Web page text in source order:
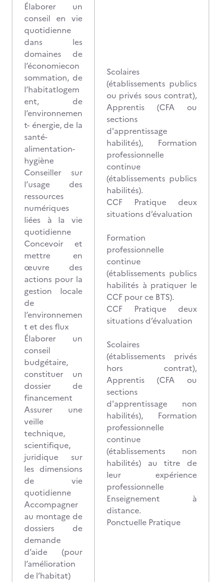
Élaborer un
conseil en vie
quotidienne
dans les
domaines de
l’économiecon
sommation, de
l’habitatlogem
ent, de
l’environnemen
t- énergie, de la
santé-
alimentation-
hygiène
Conseiller sur
l’usage des
ressources
numériques
liées à la vie
quotidienne
Concevoir et
mettre en
œuvre des
actions pour la
gestion locale
de
l’environnemen
t et des flux
Élaborer un
conseil
budgétaire,
constituer un
dossier de
financement
Assurer une
veille
technique,
scientifique,
juridique sur
les dimensions
de vie
quotidienne
Accompagner
au montage de
dossiers de
demande
d’aide (pour
l’amélioration
de l’habitat)
Scolaires
(établissements publics
ou privés sous contrat),
Apprentis (CFA ou
sections
d'apprentissage
habilités), Formation
professionnelle
continue
(établissements publics
habilités).
CCF Pratique deux
situations d’évaluation
Formation
professionnelle
continue
(établissements publics
habilités à pratiquer le
CCF pour ce BTS).
CCF Pratique deux
situations d’évaluation
Scolaires
(établissements privés
hors contrat),
Apprentis (CFA ou
sections
d'apprentissage non
habilités), Formation
professionnelle
continue
(établissements non
habilités) au titre de
leur expérience
professionnelle
Enseignement à
distance.
Ponctuelle Pratique